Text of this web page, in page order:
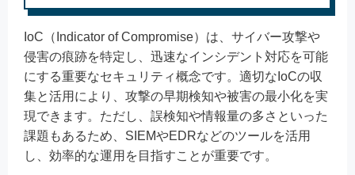
IoC（Indicator of Compromise）は、サイバー攻撃や
侵害の痕跡を特定し、迅速なインシデント対応を可能
にする重要なセキュリティ概念です。適切なIoCの収
集と活用により、攻撃の早期検知や被害の最小化を実
現できます。ただし、誤検知や情報量の多さといった
課題もあるため、SIEMやEDRなどのツールを活用
し、効率的な運用を目指すことが重要です。